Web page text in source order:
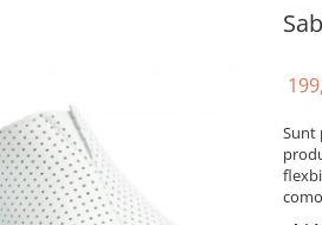
Sunt